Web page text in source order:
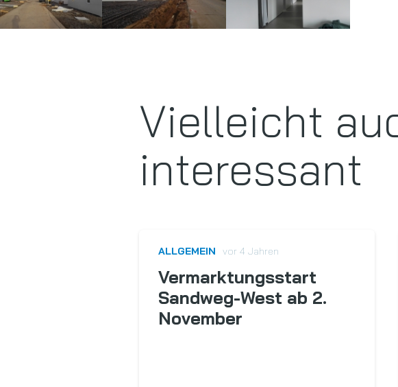
Vielleicht
interessant
ALLGEMEIN vor 4 Jahren
Vermarktungsstart
Sandweg-West ab 2.
November